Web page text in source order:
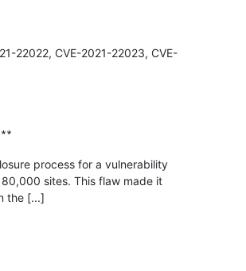
22022, CVE-2021-22023, CVE-
process for a vulnerability
sites. This flaw made it
the [...]